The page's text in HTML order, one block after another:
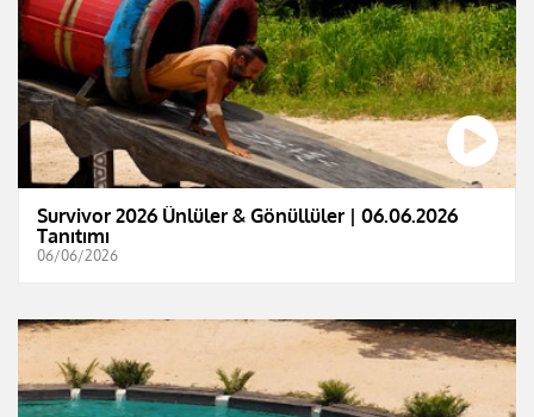
Survivor 2026 Ünlüler & Gönüllüler | 06.06.2026
Tanıtımı
06/06/2026